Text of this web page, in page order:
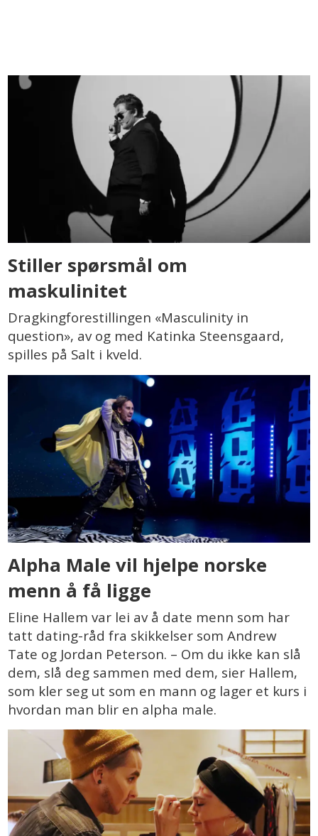
Stiller spørsmål om
maskulinitet
Dragkingforestillingen «Masculinity in
question», av og med Katinka Steensgaard,
spilles på Salt i kveld.
Alpha Male vil hjelpe norske
menn å få ligge
Eline Hallem var lei av å date menn som har
tatt dating-råd fra skikkelser som Andrew
Tate og Jordan Peterson. – Om du ikke kan slå
dem, slå deg sammen med dem, sier Hallem,
som kler seg ut som en mann og lager et kurs i
hvordan man blir en alpha male.